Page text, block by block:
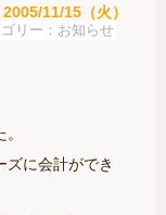
2005/11/15（火）
お知らせ
ズに会計ができ